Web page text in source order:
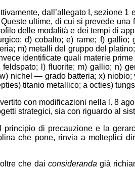
dall’allegato I, sezione 1
ultime, di cui si prevede
delle modalità e dei tempi di
d) cobalto; e) rame; f)
m) metalli del gruppo del
identificate quali materie
l) fluorite; m) gallio; n)
nichel — grado batteria; x)
titanio metallico; a octies)
con modificazioni nella l. 8
strategici, sia con riguardo al
di precauzione e la
che pone, rinvia a molteplici
che dai consideranda già